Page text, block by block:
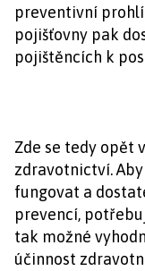
preventivní
pojišťovny pak
pojištěncích k
Zde se tedy opět
zdravotnictví.
fungovat a
prevencí,
tak možné
účinnost